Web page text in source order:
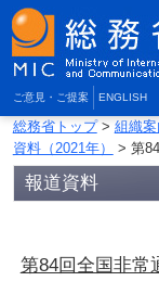
ご意見・ご提案 ENGLISH
総務省トップ> 組織案
資料（2021年）
> 第
報道資料
第84回全国非常